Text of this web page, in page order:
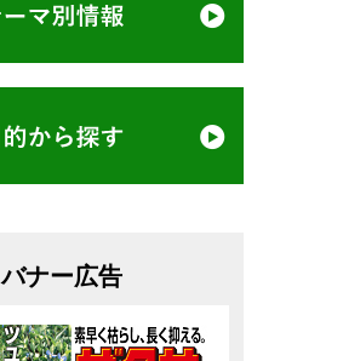
バナー広告